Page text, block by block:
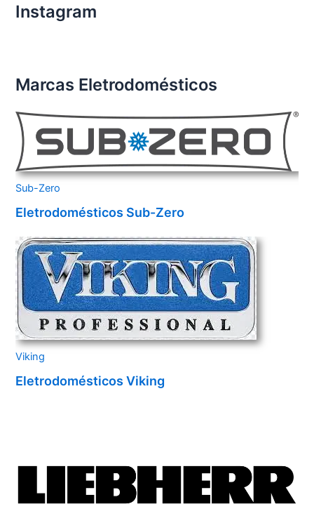
Instagram
Marcas Eletrodomésticos
Sub-Zero
Eletrodomésticos Sub-Zero
Viking
Eletrodomésticos Viking